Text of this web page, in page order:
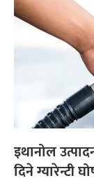
इथानोल
दिने ग्यारेन्टी